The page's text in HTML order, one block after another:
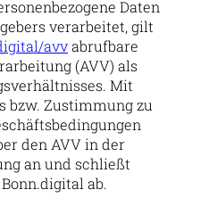
Daten
verarbeitet, gilt
avvabrufbare
(AVV) als
Mit
bzw. Zustimmung zu
den AVV in der
an und schließt
ab.